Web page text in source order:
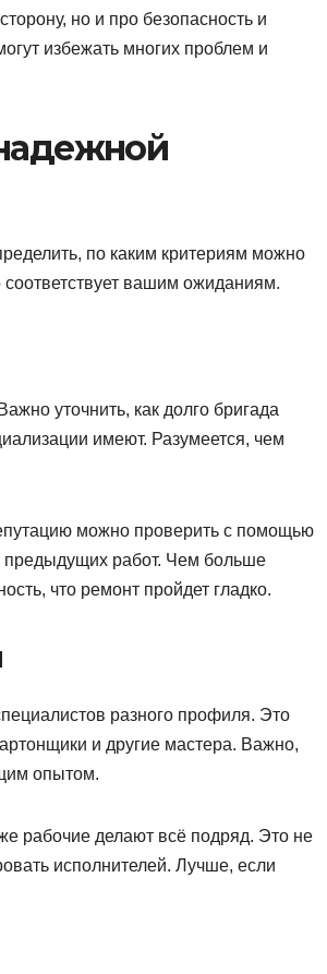
но и про безопасность и
избежать многих проблем и
по каким критериям можно
вашим ожиданиям.
уточнить, как долго бригада
имеют. Разумеется, чем
можно проверить с помощью
предыдущих работ. Чем больше
что ремонт пройдет гладко.
разного профиля. Это
и другие мастера. Важно,
опытом.
рабочие делают всё подряд. Это не
исполнителей. Лучше, если